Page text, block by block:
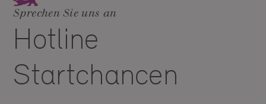
Sprechen Sie uns an
Hotline
Startchancen